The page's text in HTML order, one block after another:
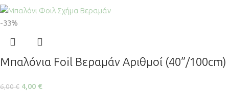
-33%
Μπαλόνια Foil Βεραμάν Αριθμοί (40”/100cm)
6,00€ 4,00 €